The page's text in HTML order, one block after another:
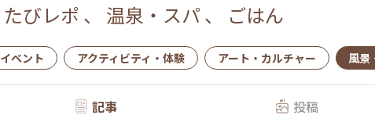
たびレポ 、 温泉・スパ 、 ごはん
イベント アクティビティ・体験 アート・カルチャー 風景
記事 投稿